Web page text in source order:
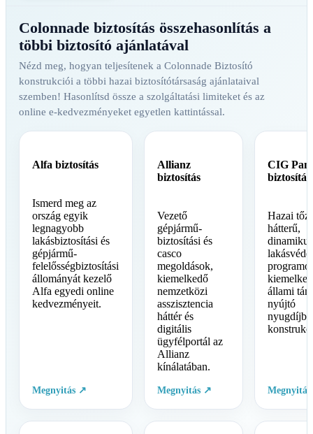
Colonnade biztosítás összehasonlítás a
többi biztosító ajánlatával
Nézd meg, hogyan teljesítenek a Colonnade Biztosító
konstrukciói a többi hazai biztosítótársaság ajánlataival
szemben! Hasonlítsd össze a szolgáltatási limiteket és az
online e-kedvezményeket egyetlen kattintással.
Alfa biztosítás
Ismerd meg az
ország egyik
legnagyobb
lakásbiztosítási és
gépjármű-
felelősségbiztosítási
állományát kezelő
Alfa egyedi online
kedvezményeit.
Megnyitás ↗
Allianz
biztosítás
Vezető
gépjármű-
biztosítási és
casco
megoldások,
kiemelkedő
nemzetközi
asszisztencia
háttér és
digitális
ügyfélportál az
Allianz
kínálatában.
Megnyitás ↗
CIG
biztosítás
Hazai
hátterű,
dinamikus
állami
nyújtó